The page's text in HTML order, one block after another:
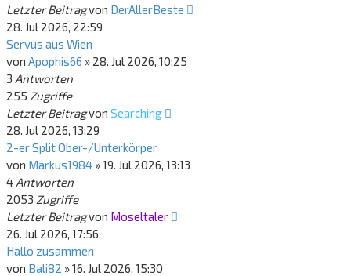
Letzter Beitragvon DerAllerBeste
28. Jul 2026, 22:59
Servus aus Wien
von Apophis66 » 28. Jul 2026, 10:25
3 Antworten
255 Zugriffe
Letzter Beitragvon Searching
28. Jul 2026, 13:29
2-er Split Ober-/Unterkörper
von Markus1984 »19. Jul 2026, 13:13
4 Antworten
2053 Zugriffe
Letzter Beitragvon Moseltaler
26. Jul 2026, 17:56
Hallo zusammen
von Bali82 »16. Jul 2026, 15:30